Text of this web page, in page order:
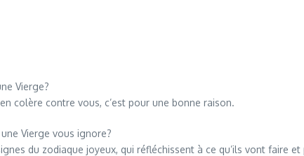
Vierge?
colère contre vous, c’est pour une bonne raison.
Vierge vous ignore?
du zodiaque joyeux, qui réfléchissent à ce qu’ils vont faire et